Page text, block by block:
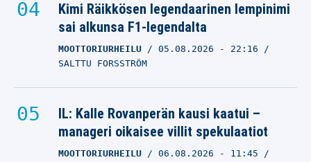
Kimi Räikkösen legendaarinen lempinimi
sai alkunsa F1-legendalta
MOOTTORIURHEILU 05.08.2026 - 22:16
SALTTU FORSSTRÖM
IL: Kalle Rovanperän kausi kaatui –
manageri oikaisee villit spekulaatiot
MOOTTORIURHEILU 06.08.2026 - 11:45